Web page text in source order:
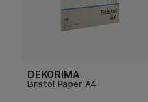
DEKORIMA
Bristol Paper A4